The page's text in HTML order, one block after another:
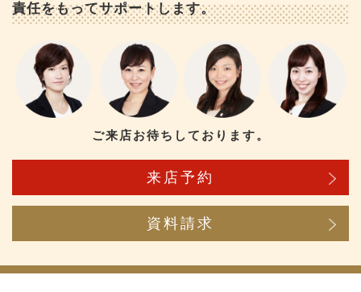
責任をもってサポートします。
ご来店お待ちしております。
来店予約
資料請求